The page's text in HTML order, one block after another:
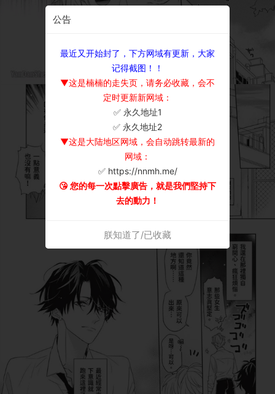
公告
最近又开始封了，下方网域有更新，大家
记得截图！！
▼这是楠楠的走失页，请务必收藏，会不
定时更新新网域：
✅ 永久地址1
✅ 永久地址2
▼这是大陆地区网域，会自动跳转最新的
网域：
✅ https://nnmh.me/
😘 您的每一次點擊廣告，就是我們堅持下
去的動力！
朕知道了/已收藏